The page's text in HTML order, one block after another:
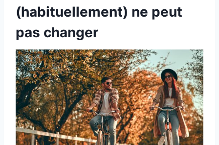
(habituellement) ne peut
pas changer